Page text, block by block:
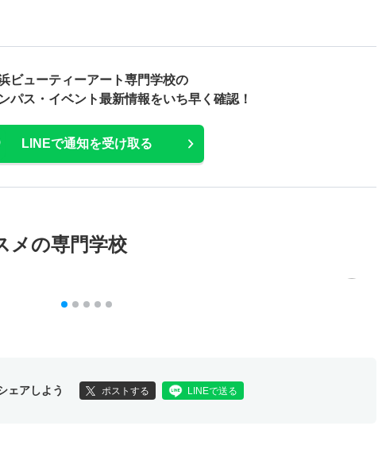
ビューティーアート専門学校の
パス・ イベント最新情報をいち早く確認！
LINEで通知を受け取る
メの専門学校
ェアしよう ポストする LINEで送る